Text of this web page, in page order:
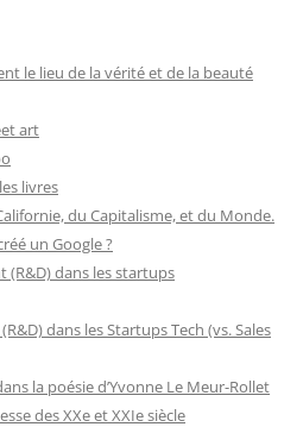
le lieu de la vérité et de la beauté
art
livres
du Capitalisme, et du Monde.
un Google ?
(R&D) dans les startups
dans les Startups Tech (vs. Sales
la poésie d’Yvonne Le Meur-Rollet
des XXe et XXIe siècle